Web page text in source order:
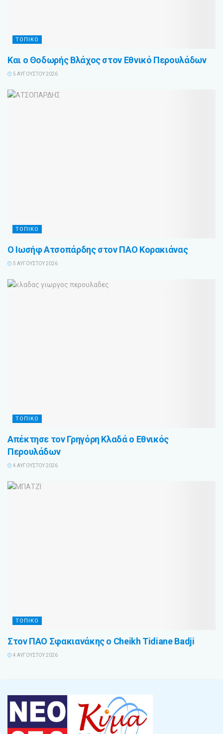
ΤΟΠΙΚΟ
Και ο Θοδωρής Βλάχος στον Εθνικό Περουλάδων
5 ΑΥΓΟΎΣΤΟΥ 2026
ΤΟΠΙΚΟ
Ο Ιωσήφ Ατσοπάρδης στον ΠΑΟ Κορακιάνας
5 ΑΥΓΟΎΣΤΟΥ 2026
ΤΟΠΙΚΟ
Απέκτησε τον Γρηγόρη Κλαδά ο Εθνικός
Περουλάδων
4 ΑΥΓΟΎΣΤΟΥ 2026
ΤΟΠΙΚΟ
Στον ΠΑΟ Σφακιανάκης ο Cheikh Tidiane Badji
4 ΑΥΓΟΎΣΤΟΥ 2026